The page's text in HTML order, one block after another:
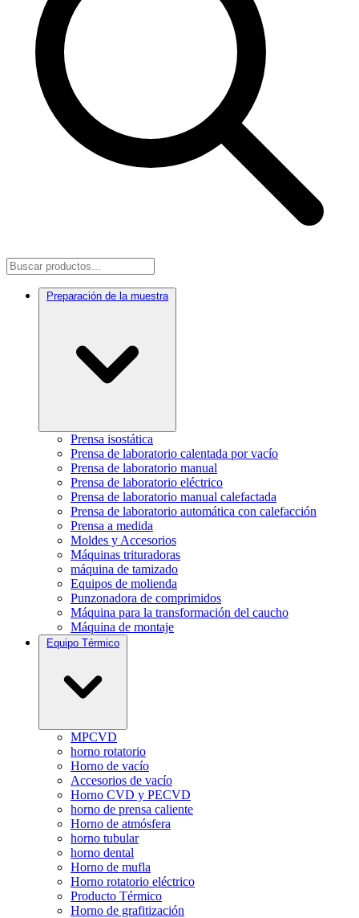
Preparación de la muestra
Prensa isostática
Prensa de laboratorio calentada por vacío
Prensa de laboratorio manual
Prensa de laboratorio eléctrico
Prensa de laboratorio manual calefactada
Prensa de laboratorio automática con calefacción
Prensa a medida
Moldes y Accesorios
Máquinas trituradoras
máquina de tamizado
Equipos de molienda
Punzonadora de comprimidos
Máquina para la transformación del caucho
Máquina de montaje
Equipo Térmico
MPCVD
horno rotatorio
Horno de vacío
Accesorios de vacío
Horno CVD y PECVD
horno de prensa caliente
Horno de atmósfera
horno tubular
horno dental
Horno de mufla
Horno rotatorio eléctrico
Producto Térmico
Horno de grafitización